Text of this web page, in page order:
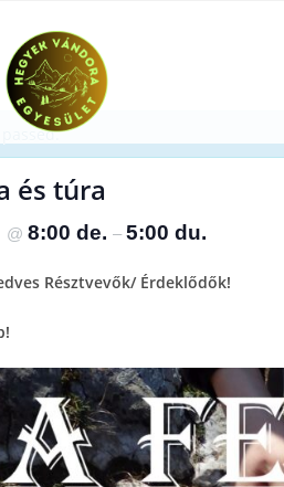
és túra
@ 8:00 de. – 5:00 du.
Résztvevők/ Érdeklődők!